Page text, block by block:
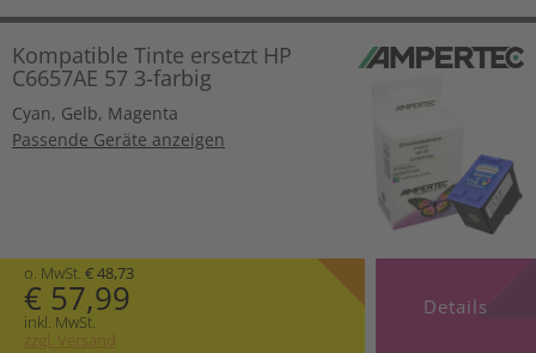
Kompatible Tinte ersetzt HP
C6657AE 57 3-farbig
Cyan, Gelb, Magenta
Passende Geräte anzeigen
o. MwSt. € 48,73
€ 57,99
inkl. MwSt.
zzgl. Versand
Details